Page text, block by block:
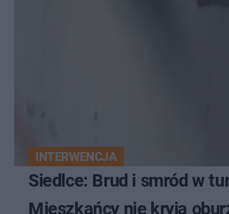
INTERWENCJA
Siedlce: Brud i smród w
Mieszkańcy nie kryją